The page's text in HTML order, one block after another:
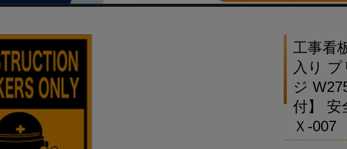
工事看
入り
ジ
付】 安
Ｘ-007